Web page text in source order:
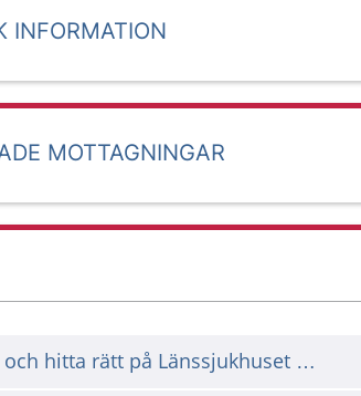
INFORMATION
MOTTAGNINGAR
Service och hitta rätt på Länssjukhuset Ryhov